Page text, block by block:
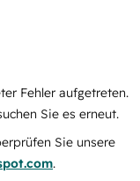
Fehler aufgetreten.
Sie es erneut.
Sie unsere
.